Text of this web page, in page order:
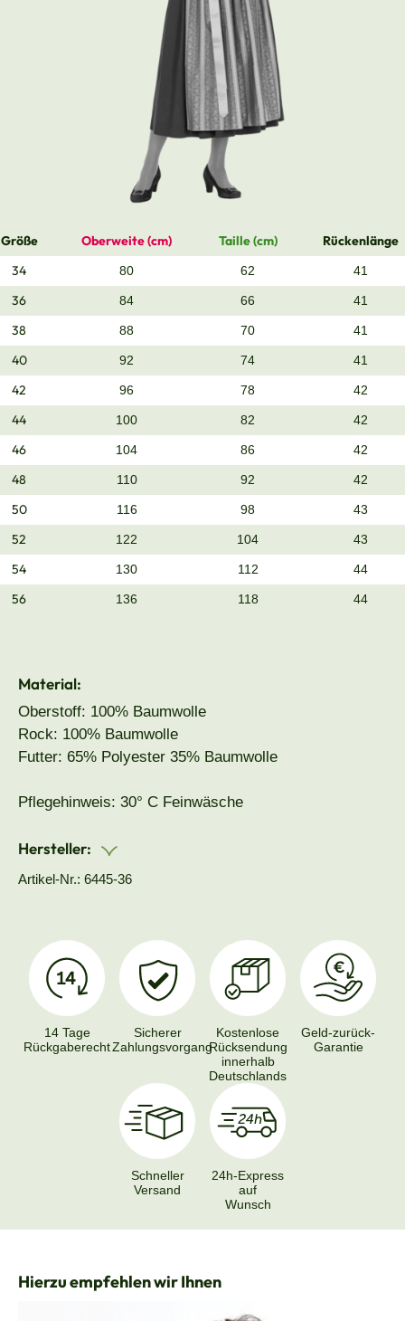
Größe Oberweite (cm) Taille (cm)
Rückenlänge
34
80 62 41
36 84 66 41
38 88 70 41
40 92 74 41
42 96 78 42
44 100 82 42
46 104 86 42
48 110 92 42
50 116 98 43
52 122 104 43
54 130 112 44
56 136 118 44
Material:
Oberstoff: 100% Baumwolle
Rock: 100% Baumwolle
Futter: 65% Polyester 35% Baumwolle
Pflegehinweis: 30° C Feinwäsche
Hersteller:
Artikel-Nr.: 6445-36
14 Tage
Rückgaberecht
Sicherer
Zahlungsvorgang
Kostenlose
Rücksendung
innerhalb
Deutschlands
Geld-zurück-
Garantie
Schneller
Versand
24h-Express
auf
Wunsch
Produktgalerie überspringen
Hierzu empfehlen wir Ihnen